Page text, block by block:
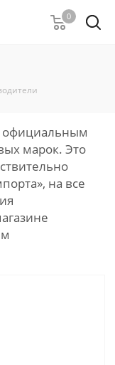
0
официальным
марок. Это
на все